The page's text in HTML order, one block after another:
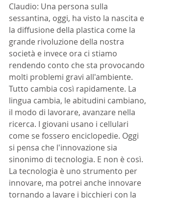
Claudio: Una persona sulla
sessantina, oggi, ha visto la nascita e
la diffusione della plastica come la
grande rivoluzione della nostra
società e invece ora ci stiamo
rendendo conto che sta provocando
molti problemi gravi all'ambiente.
Tutto cambia così rapidamente. La
lingua cambia, le abitudini cambiano,
il modo di lavorare, avanzare nella
ricerca. I giovani usano i cellulari
come se fossero enciclopedie. Oggi
si pensa che l'innovazione sia
sinonimo di tecnologia. E non è così.
La tecnologia è uno strumento per
innovare, ma potrei anche innovare
tornando a lavare i bicchieri con la